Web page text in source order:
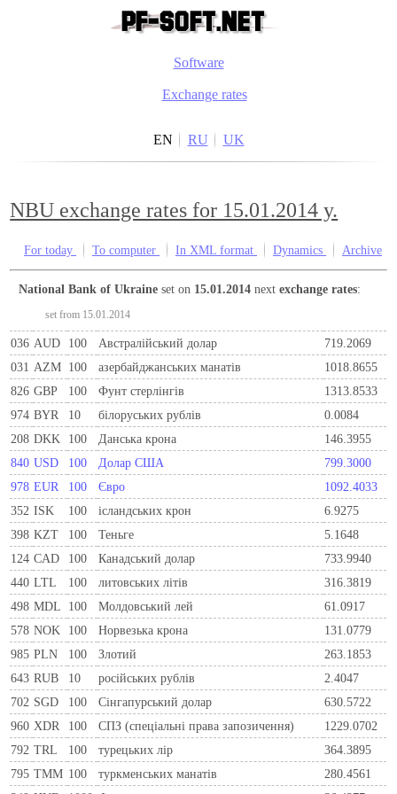
Software
Exchange rates
EN RU UK
NBU exchange rates for 15.01.2014 y.
For today To computer In XML format Dynamics Archive
National Bank of Ukraine set on 15.01.2014 nextexchange rates:
set from 15.01.2014
036 AUD 100 Австралійський долар
719.2069
031 AZM 100 азербайджанських манатів
1018.8655
826 GBP 100 Фунт стерлінгів
1313.8533
974 BYR 10 білоруських рублів
0.0084
208 DKK 100 Данська крона
146.3955
840 USD 100 Долар США
799.3000
978 EUR 100 Євро
1092.4033
352 ISK 100 ісландських крон
6.9275
398 KZT 100 Теньге
5.1648
124 CAD 100 Канадський долар
733.9940
440 LTL 100 литовських літів
316.3819
498 MDL 100 Молдовський лей
61.0917
578 NOK 100 Норвезька крона
131.0779
985 PLN 100 Злотий
263.1853
643 RUB 10 російських рублів
2.4047
702 SGD 100 Сінгапурський долар
630.5722
960 XDR 100 СПЗ (спеціальні права запозичення)
1229.0702
792 TRL 100 турецьких лір
364.3895
795 TMM 100 туркменських манатів
280.4561